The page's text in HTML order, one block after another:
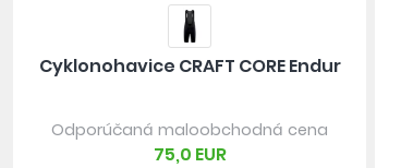
Cyklonohavice CRAFT CORE Endur
Odporúčaná maloobchodná cena
75,0 EUR